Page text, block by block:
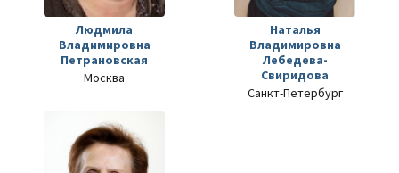
Людмила
Владимировна
Петрановская
Москва
Наталья
Владимировна
Лебедева-
Свиридова
Санкт-Петербург